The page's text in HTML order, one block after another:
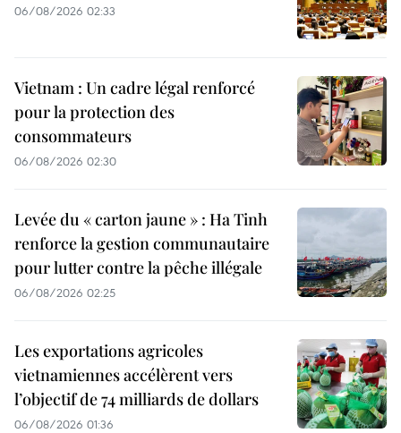
06/08/2026 02:33
Vietnam : Un cadre légal renforcé
pour la protection des
consommateurs
06/08/2026 02:30
Levée du « carton jaune » : Ha Tinh
renforce la gestion communautaire
pour lutter contre la pêche illégale
06/08/2026 02:25
Les exportations agricoles
vietnamiennes accélèrent vers
l’objectif de 74 milliards de dollars
06/08/2026 01:36